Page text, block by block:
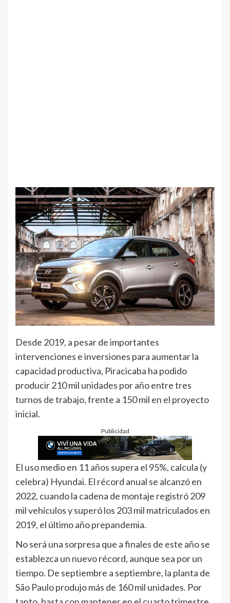
Desde 2019, a pesar de importantes
intervenciones e inversiones para aumentar la
capacidad productiva, Piracicaba ha podido
producir 210 mil unidades por año entre tres
turnos de trabajo, frente a 150 mil en el proyecto
inicial.
Publicidad
El uso medio en 11 años supera el 95%, calcula (y
celebra) Hyundai. El récord anual se alcanzó en
2022, cuando la cadena de montaje registró 209
mil vehículos y superó los 203 mil matriculados en
2019, el último año prepandemia.
No será una sorpresa que a finales de este año se
establezca un nuevo récord, aunque sea por un
tiempo. De septiembre a septiembre, la planta de
São Paulo produjo más de 160 mil unidades. Por